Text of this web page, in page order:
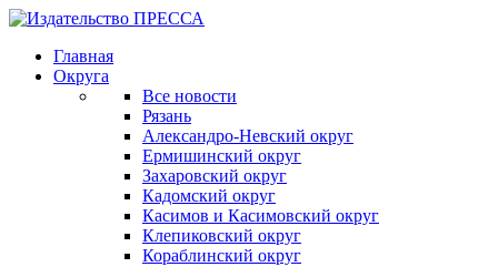
Главная
Округа
Все новости
Рязань
Александро-Невский округ
Ермишинский округ
Захаровский округ
Кадомский округ
Касимов и Касимовский округ
Клепиковский округ
Кораблинский округ